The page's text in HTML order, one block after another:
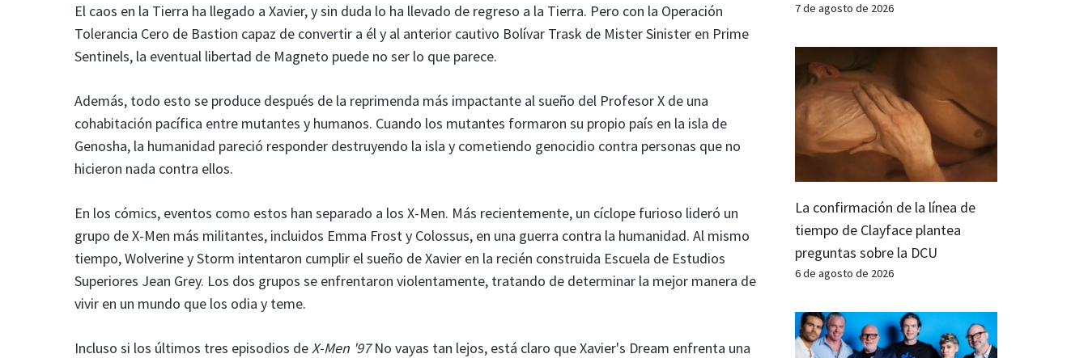
El caos en la Tierra ha llegado a Xavier, y sin duda lo ha llevado de regreso a la Tierra. Pero con la Operación
Tolerancia Cero de Bastion capaz de convertir a él y al anterior cautivo Bolívar Trask de Mister Sinister en Prime
Sentinels, la eventual libertad de Magneto puede no ser lo que parece.
Además, todo esto se produce después de la reprimenda más impactante al sueño del Profesor X de una
cohabitación pacífica entre mutantes y humanos. Cuando los mutantes formaron su propio país en la isla de
Genosha, la humanidad pareció responder destruyendo la isla y cometiendo genocidio contra personas que no
hicieron nada contra ellos.
En los cómics, eventos como estos han separado a los X-Men. Más recientemente, un cíclope furioso lideró un
grupo de X-Men más militantes, incluidos Emma Frost y Colossus, en una guerra contra la humanidad. Al mismo
tiempo, Wolverine y Storm intentaron cumplir el sueño de Xavier en la recién construida Escuela de Estudios
Superiores Jean Grey. Los dos grupos se enfrentaron violentamente, tratando de determinar la mejor manera de
vivir en un mundo que los odia y teme.
Incluso si los últimos tres episodios deX-Men '97No vayas tan lejos, está claro que Xavier's Dream enfrenta una
7 de agosto de 2026
La confirmación de la línea de
tiempo de Clayface plantea
preguntas sobre la DCU
6 de agosto de 2026